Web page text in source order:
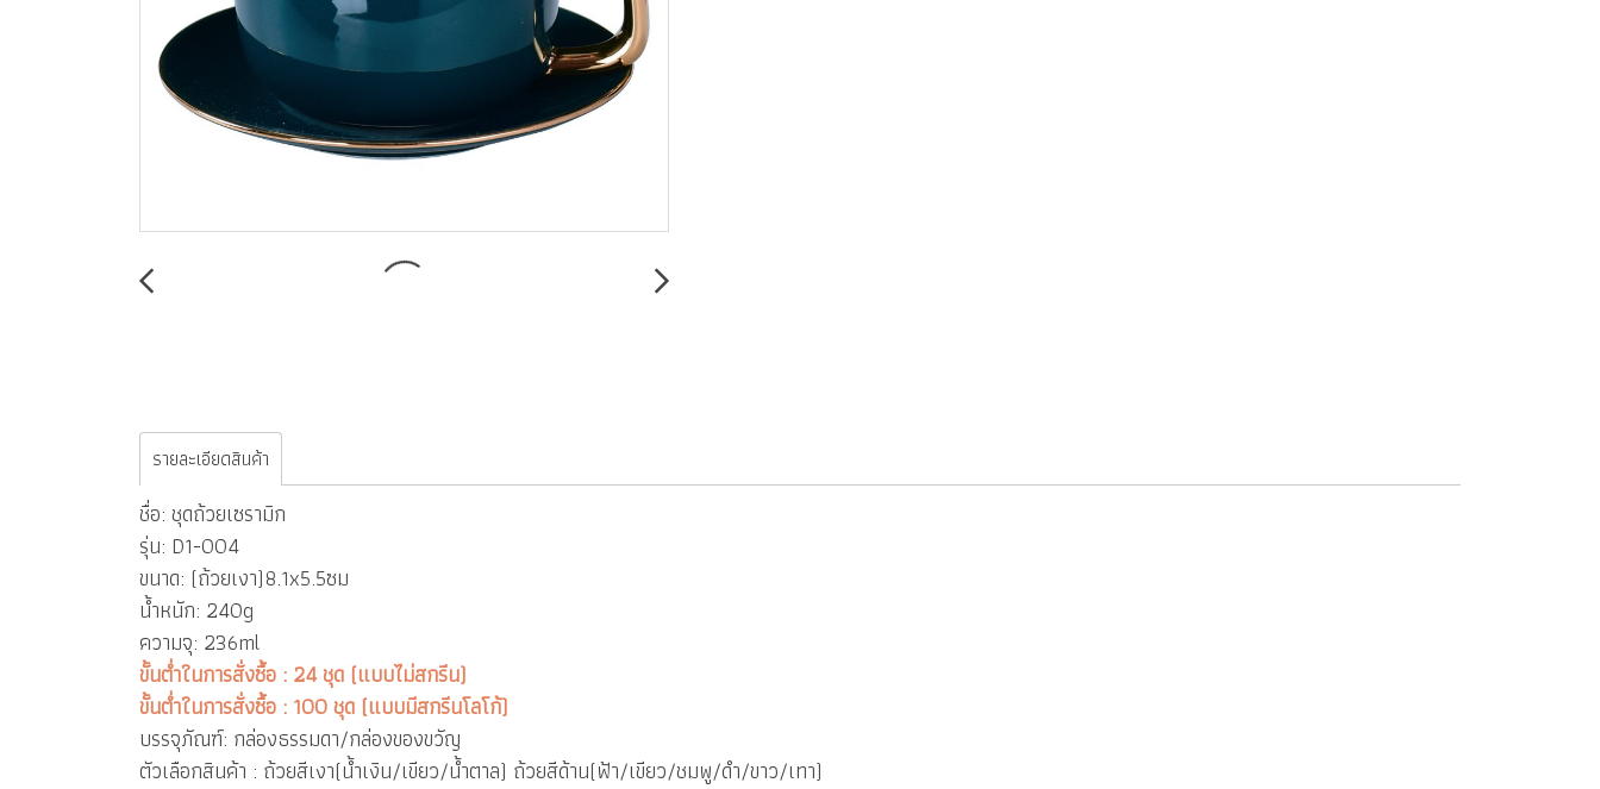
รายละเอียดสินค้า
ชื่อ: ชุดถ้วยเซรามิก
รุ่น: D1-004
ขนาด: (ถ้วยเงา)8.1x5.5ซม
น้ำหนัก: 240g
ความจุ: 236ml
ขั้นต่ำในการสั่งซื้อ : 24 ชุด (แบบไม่สกรีน)
ขั้นต่ำในการสั่งซื้อ : 100 ชุด (แบบมีสกรีนโลโก้)
บรรจุภัณฑ์: กล่องธรรมดา/กล่องของขวัญ
ตัวเลือกสินค้า : ถ้วยสีเงา(น้ำเงิน/เขียว/น้ำตาล) ถ้วยสีด้าน(ฟ้า/เขียว/ชมพู/ดำ/ขาว/เทา)